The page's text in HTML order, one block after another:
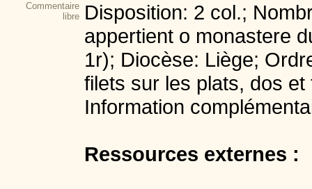
Commentaire
libre Disposition: 2 col.;
appertient o monastere
1r); Diocèse: Liège;
filets sur les plats, dos
Information
Ressources externes :